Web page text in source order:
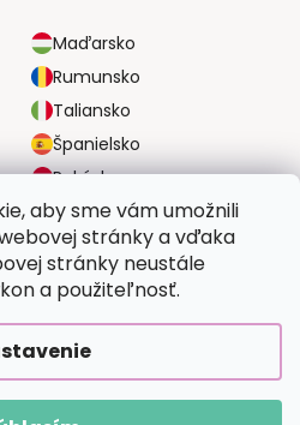
aby sme vám umožnili
stránky a vďaka
stránky neustále
a použiteľnosť.
Maďarsko
Rumunsko
Taliansko
Španielsko
Rakúsko